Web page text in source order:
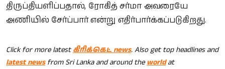
திருப்தியளிப்பதால், ரோகித் சர்மா அவரையே
அணியில் சேர்ப்பார் என்று எதிர்பார்க்கப்படுகிறது.
Click for more latestகிரிக்கெட் news. Also get top headlines and
latest newsfrom Sri Lanka and around theworldat